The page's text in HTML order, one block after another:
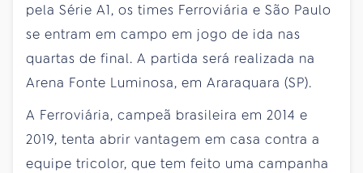
pela Série A1, os times Ferroviária e São Paulo
se entram em campo em jogo de ida nas
quartas de final. A partida será realizada na
Arena Fonte Luminosa, em Araraquara (SP).
A Ferroviária, campeã brasileira em 2014 e
2019, tenta abrir vantagem em casa contra a
equipe tricolor, que tem feito uma campanha